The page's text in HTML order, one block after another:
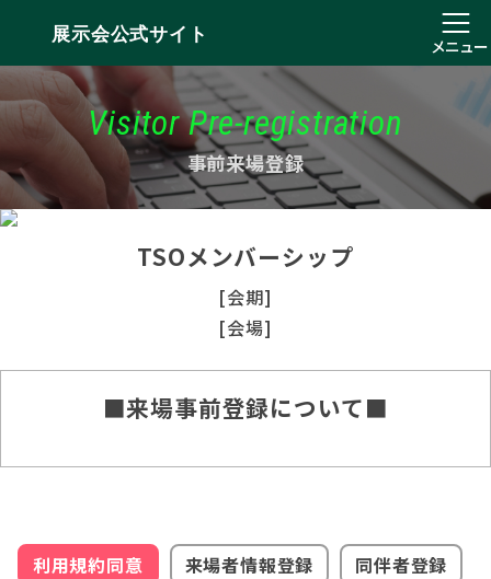
展示会公式サイト
メニュー
Visitor Pre-registration
事前来場登録
TSOメンバーシップ
[会期]
[会場]
■来場事前登録について■
利用規約同意 来場者情報登録
同伴者登録